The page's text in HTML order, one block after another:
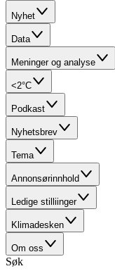
Nyhet
Data
Meninger og analyse
<2°C
Podkast
Nyhetsbrev
Tema
Annonsørinnhold
Ledige stilliinger
Klimadesken
Om oss
Søk